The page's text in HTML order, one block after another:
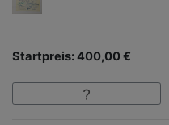
Startpreis: 400,00 €